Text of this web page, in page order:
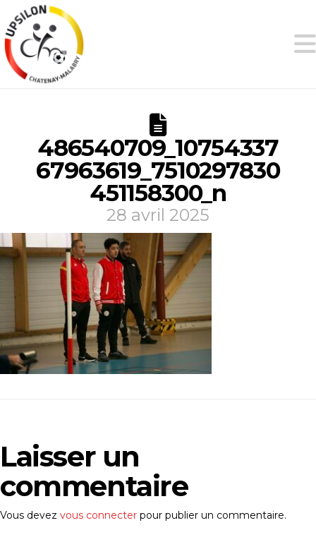
486540709_10754337
67963619_7510297830
451158300_n
28 avril 2025
Laisser un
commentaire
Vous devez vous connecter pour publier un commentaire.